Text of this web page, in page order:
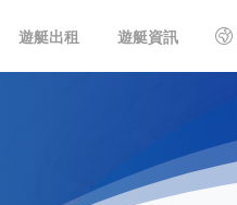
遊艇出租 遊艇資訊